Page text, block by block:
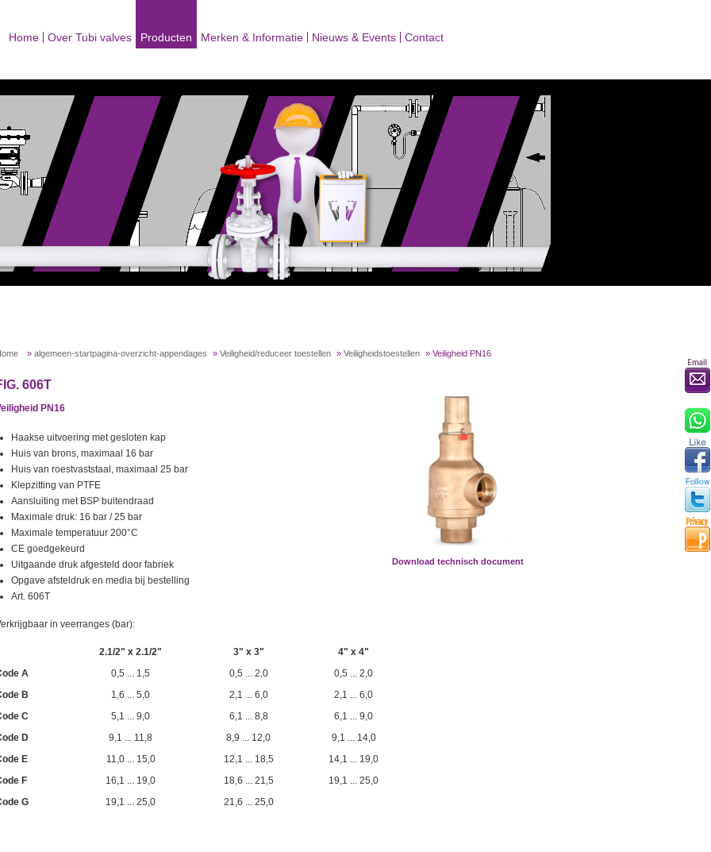
Home Over Tubi valves Producten Merken & Informatie Nieuws & Events Contact
» algemeen-startpagina-overzicht-appendages » Veiligheid/reduceer toestellen » Veiligheidstoestellen » Veiligheid PN16
606T
PN16
Haakse uitvoering met gesloten kap
Huis van brons, maximaal 16 bar
Huis van roestvaststaal, maximaal 25 bar
Klepzitting van PTFE
Aansluiting met BSP buitendraad
Maximale druk: 16 bar / 25 bar
Maximale temperatuur 200°C
CE goedgekeurd
Uitgaande druk afgesteld door fabriek
Opgave afsteldruk en media bij bestelling
Art. 606T
in veerranges (bar):
2.1/2" x 2.1/2" 3" x 3"
4" x 4"
A
0,5 ... 1,5 0,5 ... 2,0
0,5 ... 2,0
B
1,6 ... 5,0 2,1 ... 6,0
2,1 ... 6,0
C
5,1 ... 9,0 6,1 ... 8,8
6,1 ... 9,0
D
9,1 ... 11,8 8,9 ... 12,0
9,1 ... 14,0
E
11,0 ... 15,0 12,1 ... 18,5
14,1 ... 19,0
F
16,1 ... 19,0 18,6 ... 21,5
19,1 ... 25,0
G
19,1 ... 25,0 21,6 ... 25,0
Download technisch document